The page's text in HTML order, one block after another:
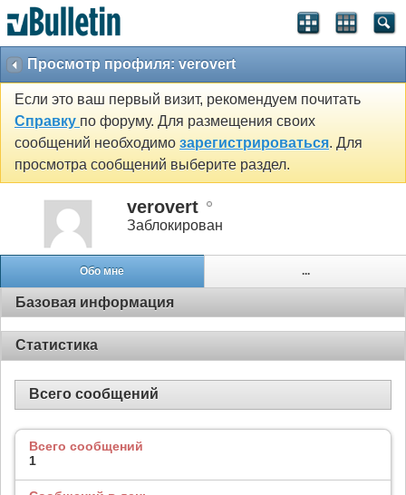
Просмотр профиля: verovert
Если это ваш первый визит, рекомендуем почитать
Справку по форуму. Для размещения своих
сообщений необходимо зарегистрироваться. Для
просмотра сообщений выберите раздел.
verovert
Заблокирован
Обо мне ...
Базовая информация
Статистика
Всего сообщений
Всего сообщений
1